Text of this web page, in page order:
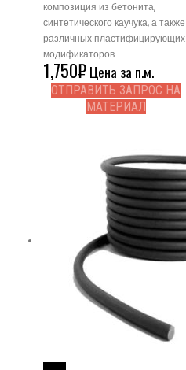
композиция из бетонита,
синтетического каучука, а также
различных пластифицирующих
модификаторов.
1,750₽Цена за п.м.
ОТПРАВИТЬ ЗАПРОС НА
МАТЕРИАЛ